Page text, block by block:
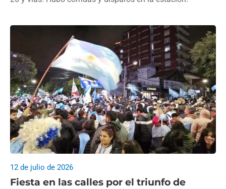
Fiesta en las calles por el triunfo de
12 de julio de 2026